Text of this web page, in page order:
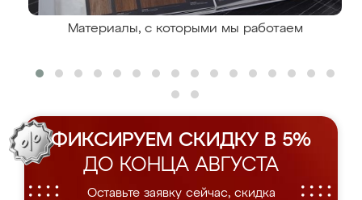
Материалы, с которыми мы работаем
ФИКСИРУЕМ СКИДКУ В 5%
ДО КОНЦА АВГУСТА
Оставьте заявку сейчас, скидка